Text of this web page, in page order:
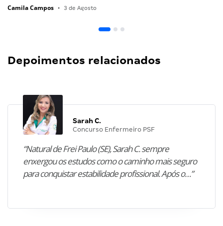
Camila Campos • 3 de Agosto
Depoimentos relacionados
Sarah C.
Concurso Enfermeiro PSF
“Natural de Frei Paulo (SE), Sarah C. sempre
enxergou os estudos como o caminho mais seguro
para conquistar estabilidade profissional. Após o…”